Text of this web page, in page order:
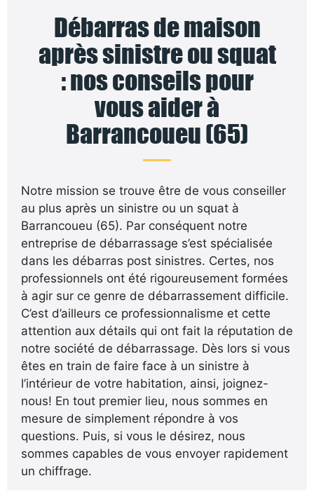
Débarras de maison
après sinistre ou squat
: nos conseils pour
vous aider à
Barrancoueu (65)
Notre mission se trouve être de vous conseiller
au plus après un sinistre ou un squat à
Barrancoueu (65). Par conséquent notre
entreprise de débarrassage s’est spécialisée
dans les débarras post sinistres. Certes, nos
professionnels ont été rigoureusement formées
à agir sur ce genre de débarrassement difficile.
C’est d’ailleurs ce professionnalisme et cette
attention aux détails qui ont fait la réputation de
notre société de débarrassage. Dès lors si vous
êtes en train de faire face à un sinistre à
l’intérieur de votre habitation, ainsi, joignez-
nous! En tout premier lieu, nous sommes en
mesure de simplement répondre à vos
questions. Puis, si vous le désirez, nous
sommes capables de vous envoyer rapidement
un chiffrage.